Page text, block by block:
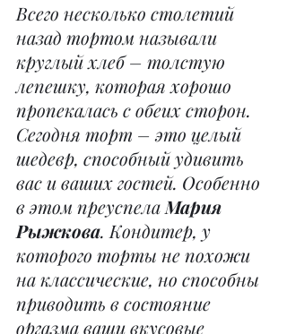
Всего несколько столетий
назад тортом называли
круглый хлеб – толстую
лепешку, которая хорошо
пропекалась с обеих сторон.
Сегодня торт – это целый
шедевр, способный удивить
вас и ваших гостей. Особенно
в этом прeуспела Мария
Рыжкова. Кондитер, у
которого торты не похожи
на классические, но способны
приводить в состояние
оргазма ваши вкусовые